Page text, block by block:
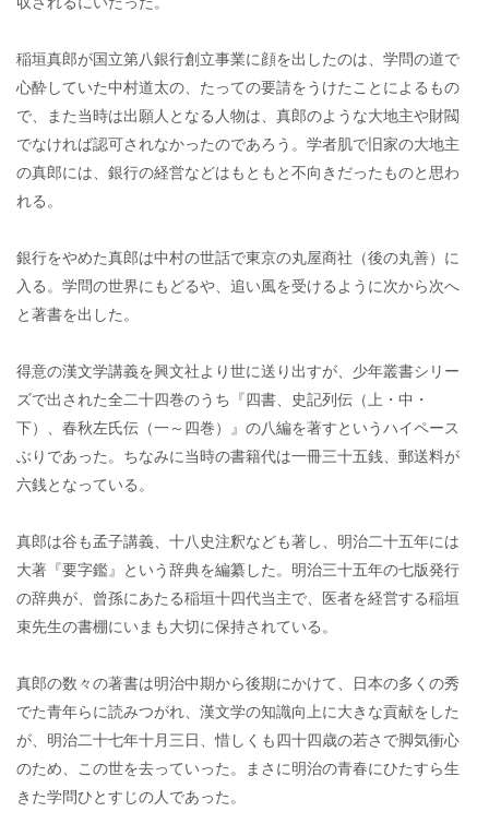
稲垣真郎が国立第八銀行創立事業に顔を出したのは、学問の道で
心酔していた中村道太の、たっての要請をうけたことによるもの
で、また当時は出願人となる人物は、真郎のような大地主や財閥
でなければ認可されなかったのであろう。学者肌で旧家の大地主
の真郎には、銀行の経営などはもともと不向きだったものと思わ
れる。
銀行をやめた真郎は中村の世話で東京の丸屋商社（後の丸善）に
入る。学問の世界にもどるや、追い風を受けるように次から次へ
と著書を出した。
得意の漢文学講義を興文社より世に送り出すが、少年叢書シリー
ズで出された全二十四巻のうち『四書、史記列伝（上・中・
下）、春秋左氏伝（一～四巻）』の八編を著すというハイペース
ぶりであった。ちなみに当時の書籍代は一冊三十五銭、郵送料が
六銭となっている。
真郎は谷も孟子講義、十八史注釈なども著し、明治二十五年には
大著『要字鑑』という辞典を編纂した。明治三十五年の七版発行
の辞典が、曾孫にあたる稲垣十四代当主で、医者を経営する稲垣
束先生の書棚にいまも大切に保持されている。
真郎の数々の著書は明治中期から後期にかけて、日本の多くの秀
でた青年らに読みつがれ、漢文学の知識向上に大きな貢献をした
が、明治二十七年十月三日、惜しくも四十四歳の若さで脚気衝心
のため、この世を去っていった。まさに明治の青春にひたすら生
きた学問ひとすじの人であった。